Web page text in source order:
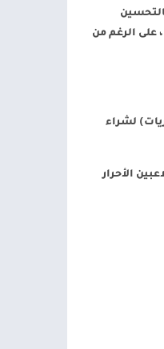
على الرغم من
لشراء
الأحرار